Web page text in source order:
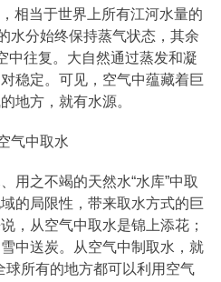
相当于世界上所有江河水量的
水分始终保持蒸气状态，其余
中往复。大自然通过蒸发和凝
稳定。可见，空气中蕴藏着巨
地方，就有水源。
用之不竭的天然水“水库”中取
的局限性，带来取水方式的巨
，从空气中取水是锦上添花；
中送炭。从空气中制取水，就
所有的地方都可以利用空气